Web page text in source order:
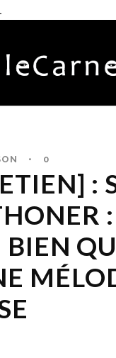
• 0
:
:
BIEN